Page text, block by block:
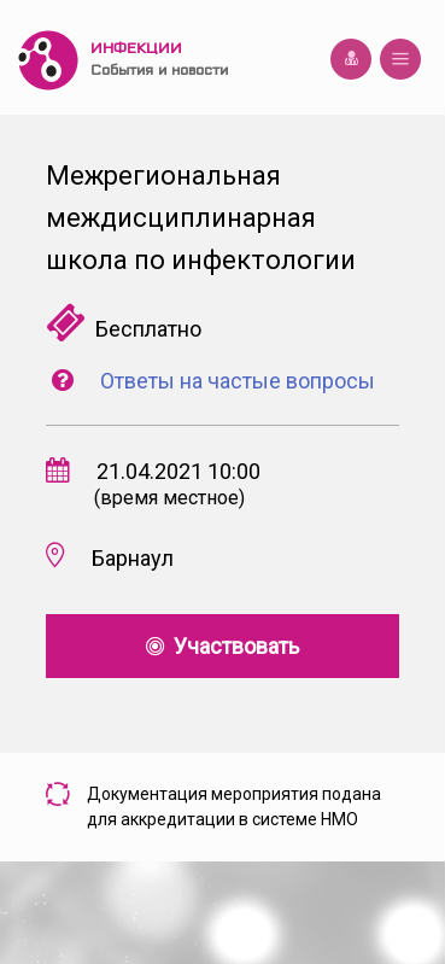
ИНФЕКЦИИ
События и новости
Межрегиональная
междисциплинарная
школа по инфектологии
Бесплатно
Ответы на частые вопросы
21.04.2021 10:00
(время местное)
Барнаул
Участвовать
Документация мероприятия подана
для аккредитации в системе НМО